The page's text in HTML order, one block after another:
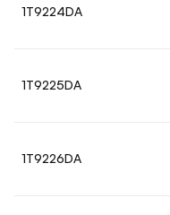
1T9224DA
1T9225DA
1T9226DA